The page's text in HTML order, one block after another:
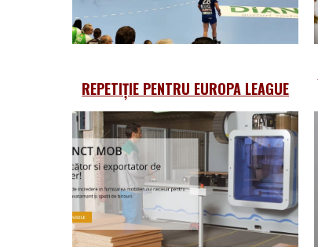
REPETIȚIE PENTRU EUROPA LEAGUE